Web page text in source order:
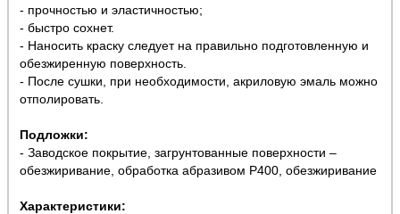
- прочностью и эластичностью;
- быстро сохнет.
- Наносить краску следует на правильно подготовленную и
обезжиренную поверхность.
- После сушки, при необходимости, акриловую эмаль можно
отполировать.
Подложки:
- Заводское покрытие, загрунтованные поверхности –
обезжиривание, обработка абразивом Р400, обезжиривание
Характеристики: